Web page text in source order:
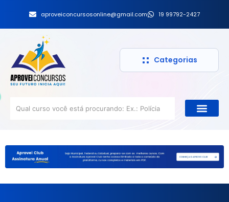
aproveiconcursosonline@gmail.com 19 99792-2427
Categorias